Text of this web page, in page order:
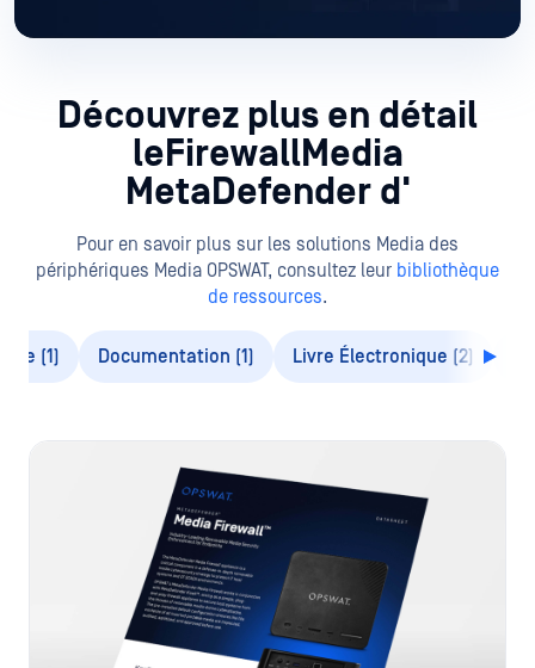
Découvrez plus en détail
leFirewallMedia
MetaDefender d'
Pour en savoir plus sur les solutions Media des
périphériques Media OPSWAT, consultez leur bibliothèque
de ressources.
(1) Documentation (1) Livre Électronique (2)